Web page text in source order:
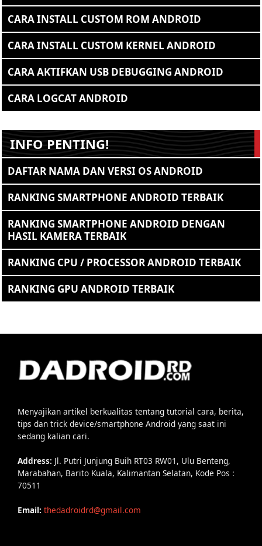
CARA INSTALL CUSTOM ROM ANDROID
CARA INSTALL CUSTOM KERNEL ANDROID
CARA AKTIFKAN USB DEBUGGING ANDROID
CARA LOGCAT ANDROID
INFO PENTING!
DAFTAR NAMA DAN VERSI OS ANDROID
RANKING SMARTPHONE ANDROID TERBAIK
RANKING SMARTPHONE ANDROID DENGAN
HASIL KAMERA TERBAIK
RANKING CPU / PROCESSOR ANDROID TERBAIK
RANKING GPU ANDROID TERBAIK
Menyajikan artikel berkualitas tentang tutorial cara, berita,
tips dan trick device/smartphone Android yang saat ini
sedang kalian cari.
Address: Jl. Putri Junjung Buih RT03 RW01, Ulu Benteng,
Marabahan, Barito Kuala, Kalimantan Selatan, Kode Pos :
70511
Email: thedadroidrd@gmail.com